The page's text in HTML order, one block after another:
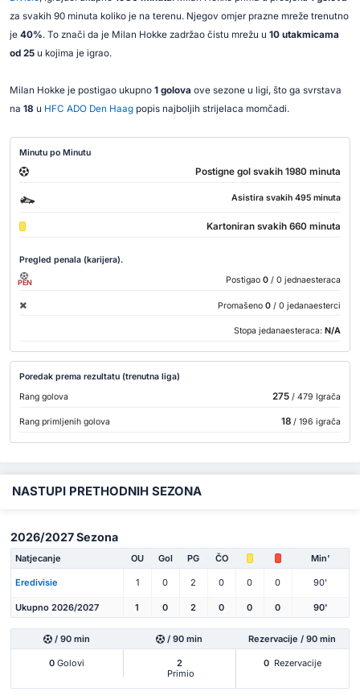
za svakih 90 minuta koliko je na terenu. Njegov omjer prazne mreže trenutno
je 40%. To znači da je Milan Hokke zadržao čistu mrežu u 10 utakmicama
od 25u kojima je igrao.
Milan Hokke je postigao ukupno 1 golova ove sezone u ligi, što ga svrstava
na 18 u HFC ADO Den Haagpopis najboljih strijelaca momčadi.
Minutu po Minutu
Postigne gol svakih 1980 minuta
Asistira svakih 495 minuta
Kartoniran svakih 660 minuta
Pregled penala (karijera).
PEN Postigao 0 / 0 jednaesteraca
Promašeno 0 / 0 jedanaesterci
Stopa jedanaesteraca: N/A
Poredak prema rezultatu (trenutna liga)
Rang golova
275/ 479 Igrača
Rang primljenih golova 18/ 196 igrača
NASTUPI PRETHODNIH SEZONA
2026/2027 Sezona
Natjecanje OU Gol PG ČO Min'
Eredivisie 1 0 2 0 0 0 90'
Ukupno 2026/2027 1 0 2 0 0 0 90'
/ 90 min / 90 min Rezervacije / 90 min
0 Golovi
2
Primio
0 Rezervacije